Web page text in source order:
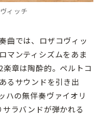
ィッチ
曲では、ロザコヴィッ
マンティシズムをあま
章は陶酔的。ペルトコ
るサウンドを引き出
ハの無伴奏ヴァイオリ
ラバンドが弾かれる